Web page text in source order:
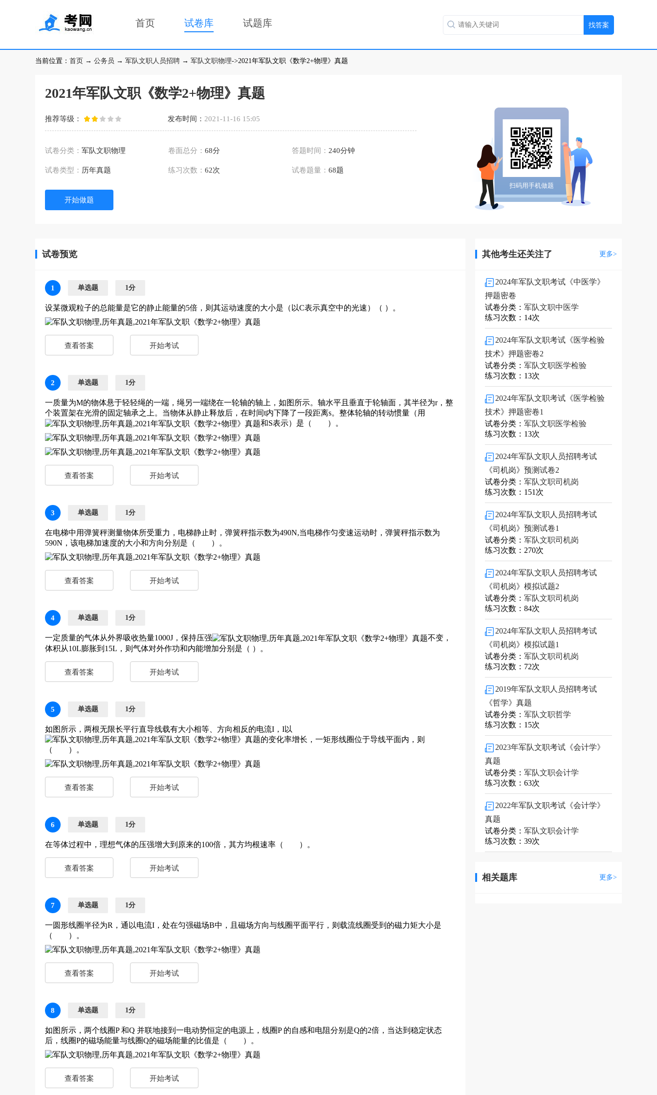
首页 试卷库 试题库
当前位置： 首页 → 公务员 → 军队文职人员招聘 → 军队文职物理->2021年军队文职《数学2+物理》真题
2021年军队文职《数学2+物理》真题
推荐等级： 发布时间： 2021-11-16 15:05
试卷分类： 军队文职物理 卷面总分：68分 答题时间： 240分钟
试卷类型： 历年真题 练习次数：62次 试卷题量： 68题
开始做题
扫码用手机做题
试卷预览
1 单选题 1分
设某微观粒子的总能量是它的静止能量的5倍，则其运动速度的大小是（以C表示真空中的光速）（ ）。
查看答案 开始考试
2 单选题 1分
一质量为M的物体悬于轻轻绳的一端，绳另一端绕在一轮轴的轴上，如图所示。轴水平且垂直于轮轴面，其半径为r，整
个装置架在光滑的固定轴承之上。当物体从静止释放后，在时间t内下降了一段距离s。整体轮轴的转动惯量（用
和S表示）是（ ）。
查看答案 开始考试
3 单选题 1分
在电梯中用弹簧秤测量物体所受重力，电梯静止时，弹簧秤指示数为490N,当电梯作匀变速运动时，弹簧秤指示数为
590N，该电梯加速度的大小和方向分别是（ ）。
查看答案 开始考试
4 单选题 1分
一定质量的气体从外界吸收热量1000J，保持压强
不变，
体积从10L膨胀到15L，则气体对外作功和内能增加分别是（ ）。
查看答案 开始考试
5 单选题 1分
如图所示，两根无限长平行直导线载有大小相等、方向相反的电流I，I以
的变化率增长，一矩形线圈位于导线平面内，则
（ ）。
查看答案 开始考试
6 单选题 1分
在等体过程中，理想气体的压强增大到原来的100倍，其方均根速率（ ）。
查看答案 开始考试
7 单选题 1分
一圆形线圈半径为R，通以电流I，处在匀强磁场B中，且磁场方向与线圈平面平行，则载流线圈受到的磁力矩大小是
（ ）。
查看答案 开始考试
8 单选题 1分
如图所示，两个线圈P 和Q 并联地接到一电动势恒定的电源上，线圈P 的自感和电阻分别是Q的2倍，当达到稳定状态
后，线圈P的磁场能量与线圈Q的磁场能量的比值是（ ）。
查看答案 开始考试
其他考生还关注了 更多>
2024年军队文职考试《中医学》
押题密卷
试卷分类： 军队文职中医学
练习次数：14次
2024年军队文职考试《医学检验
技术》押题密卷2
试卷分类： 军队文职医学检验
练习次数：13次
2024年军队文职考试《医学检验
技术》押题密卷1
试卷分类： 军队文职医学检验
练习次数：13次
2024年军队文职人员招聘考试
《司机岗》预测试卷2
试卷分类： 军队文职司机岗
练习次数：151次
2024年军队文职人员招聘考试
《司机岗》预测试卷1
试卷分类： 军队文职司机岗
练习次数：270次
2024年军队文职人员招聘考试
《司机岗》模拟试题2
试卷分类： 军队文职司机岗
练习次数：84次
2024年军队文职人员招聘考试
《司机岗》模拟试题1
试卷分类： 军队文职司机岗
练习次数：72次
2019年军队文职人员招聘考试
《哲学》真题
试卷分类： 军队文职哲学
练习次数：15次
2023年军队文职考试《会计学》
真题
试卷分类： 军队文职会计学
练习次数：63次
2022年军队文职考试《会计学》
真题
试卷分类： 军队文职会计学
练习次数：39次
相关题库 更多>